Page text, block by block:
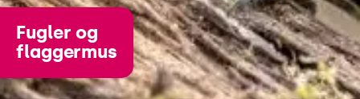
Fugler og
flaggermus